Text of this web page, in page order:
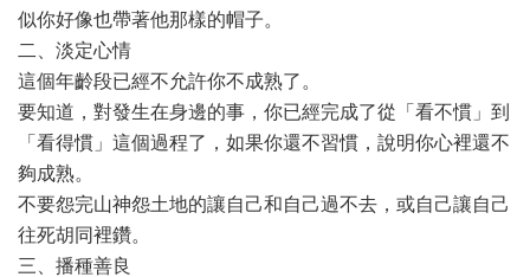
似你好像也帶著他那樣的帽子。
二、淡定心情
這個年齡段已經不允許你不成熟了。
要知道，對發生在身邊的事，你已經完成了從「看不慣」到
「看得慣」這個過程了，如果你還不習慣，說明你心裡還不
夠成熟。
不要怨完山神怨土地的讓自己和自己過不去，或自己讓自己
往死胡同裡鑽。
三、播種善良